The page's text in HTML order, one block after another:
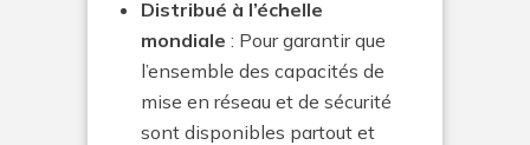
Distribué à l’échelle
mondiale : Pour garantir que
l’ensemble des capacités de
mise en réseau et de sécurité
sont disponibles partout et